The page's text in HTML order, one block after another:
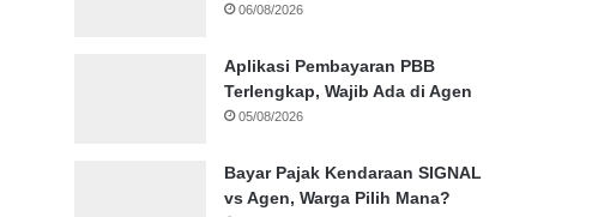
06/08/2026
Aplikasi Pembayaran PBB
Terlengkap, Wajib Ada di Agen
05/08/2026
Bayar Pajak Kendaraan SIGNAL
vs Agen, Warga Pilih Mana?